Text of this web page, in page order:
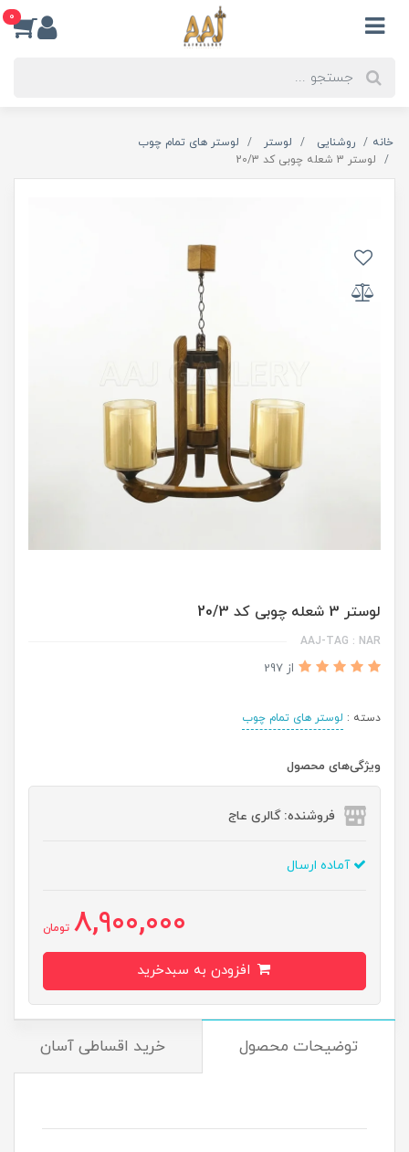
0
خانه روشنایی لوستر
لوستر های تمام چوب
لوستر 3 شعله چوبی کد 20/3
لوستر 3 شعله چوبی کد 20/3
AAJ-TAG : NAR
از 297
دسته : لوستر های تمام چوب
ویژگی‌های محصول
فروشنده: گالری عاج
آماده ارسال
8,900,000 تومان
توضیحات محصول خرید اقساطی آسان